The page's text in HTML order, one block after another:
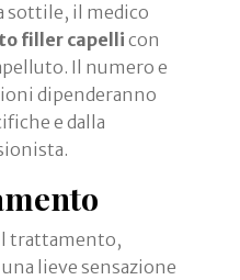
sottile, il medico
filler capelli con
Il numero e
dipenderanno
e dalla
trattamento,
lieve sensazione